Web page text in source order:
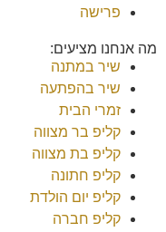
פרישה
מה אנחנו מציעים:
שיר במתנה
שיר בהפתעה
זמרי הבית
קליפ בר מצווה
קליפ בת מצווה
קליפ חתונה
קליפ יום הולדת
קליפ חברה